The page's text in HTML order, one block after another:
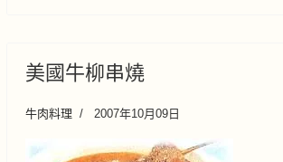
美國牛柳串燒
牛肉料理 2007年10月09日